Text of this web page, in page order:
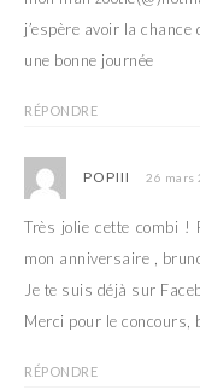
j’espère avoir la chance
une bonne journée
RÉPONDRE
POPIII 26 mars
Très jolie cette combi
mon anniversaire ,
Je te suis déjà sur
Merci pour le concours,
RÉPONDRE